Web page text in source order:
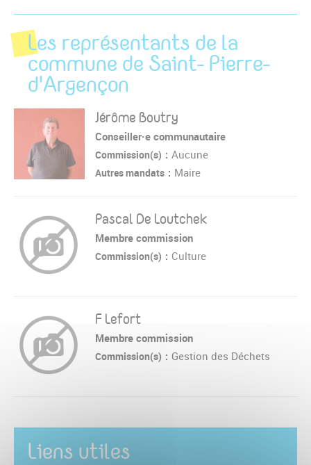
Les représentants de la
commune de Saint- Pierre-
d'Argençon
Jérôme Boutry
Conseiller·e communautaire
Commission(s) Aucune
Autres mandats Maire
Pascal De Loutchek
Membre commission
Commission(s) Culture
F Lefort
Membre commission
Commission(s) Gestion des Déchets
Liens utiles